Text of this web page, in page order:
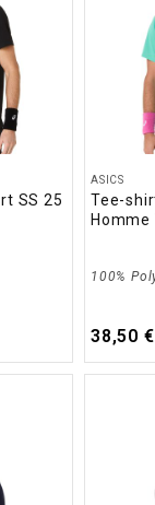
SS 25
ASICS
Tee-
Homme
100%
38,50 €